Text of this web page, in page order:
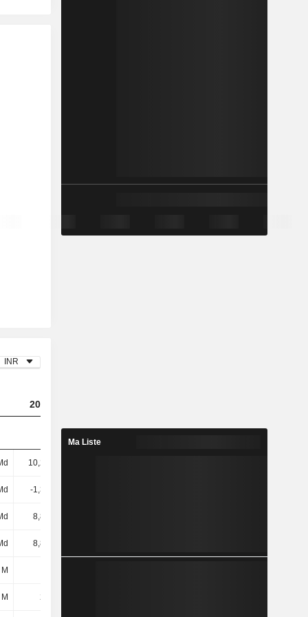
INR
2023
10,27 Md
-1,39 Md
8,88 Md
8,88 Md
226 M
Ma Liste